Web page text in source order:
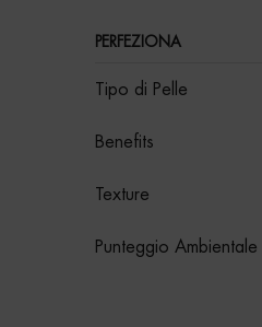
PERFEZIONA
Tipo di Pelle
Benefits
Texture
Punteggio Ambientale